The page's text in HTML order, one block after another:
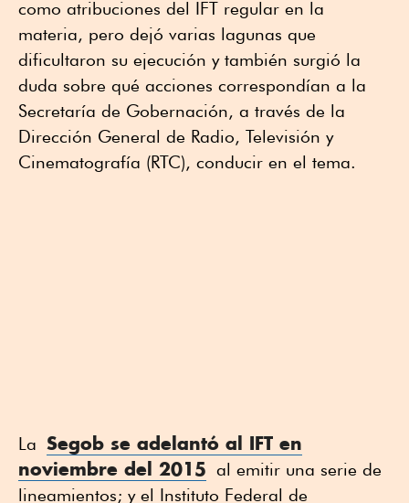
como atribuciones del IFT regular en la
materia, pero dejó varias lagunas que
dificultaron su ejecución y también surgió la
duda sobre qué acciones correspondían a la
Secretaría de Gobernación, a través de la
Dirección General de Radio, Televisión y
Cinematografía (RTC), conducir en el tema.
La Segob se adelantó al IFT en
noviembre del 2015 al emitir una serie de
lineamientos; y el Instituto Federal de